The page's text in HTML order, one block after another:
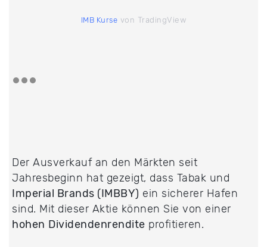
IMB Kurse von TradingView
Der Ausverkauf an den Märkten seit
Jahresbeginn hat gezeigt, dass Tabak und
Imperial Brands (IMBBY) ein sicherer Hafen
sind. Mit dieser Aktie können Sie von einer
hohen Dividendenrendite profitieren.